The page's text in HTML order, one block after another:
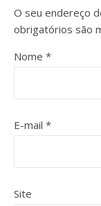
O seu endereço
obrigatórios são
Nome *
E-mail *
Site